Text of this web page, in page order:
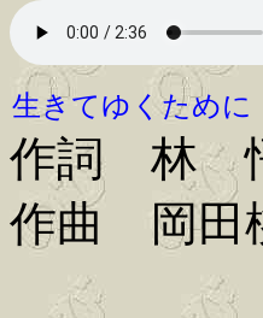
生きてゆくために
作詞 林
作曲 岡田